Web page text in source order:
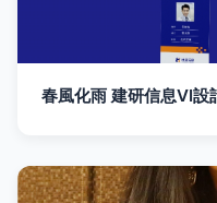
春風化雨 建研信息VI設